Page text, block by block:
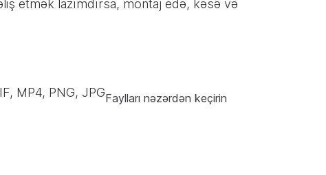
etmək lazımdırsa, montaj edə, kəsə və
MP4, PNG, JPGFaylları nəzərdən keçirin